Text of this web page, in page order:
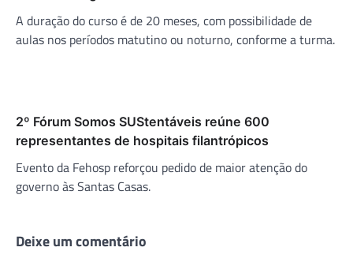
A duração do curso é de 20 meses, com possibilidade de
aulas nos períodos matutino ou noturno, conforme a turma.
2º Fórum Somos SUStentáveis reúne 600
representantes de hospitais filantrópicos
Evento da Fehosp reforçou pedido de maior atenção do
governo às Santas Casas.
Deixe um comentário